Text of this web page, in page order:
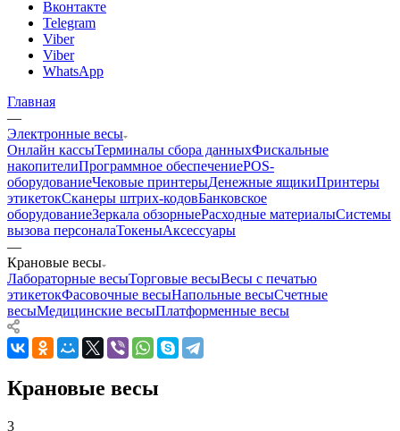
Вконтакте
Telegram
Viber
Viber
WhatsApp
Главная
—
Электронные весы
Онлайн кассыТерминалы сбора данныхФискальные
накопителиПрограммное обеспечениеPOS-
оборудованиеЧековые принтерыДенежные ящикиПринтеры
этикетокСканеры штрих-кодовБанковское
оборудованиеЗеркала обзорныеРасходные материалыСистемы
вызова персоналаТокеныАксессуары
—
Крановые весы
Лабораторные весыТорговые весыВесы с печатью
этикетокФасовочные весыНапольные весыСчетные
весыМедицинские весыПлатформенные весы
Крановые весы
3